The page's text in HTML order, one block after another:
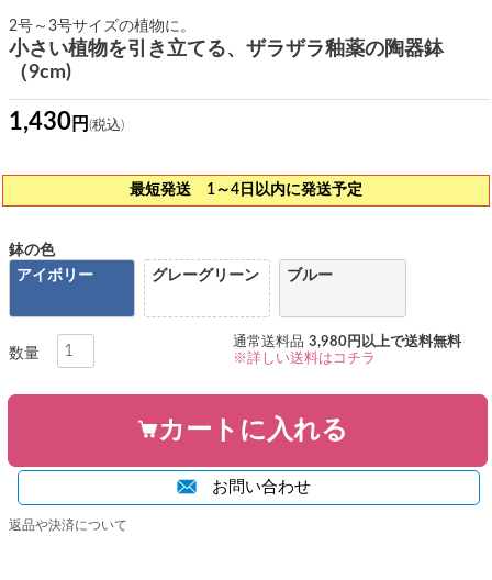
2号～3号サイズの植物に。
小さい植物を引き立てる、ザラザラ釉薬の陶器鉢
（9cm)
1,430
最短発送 1～4日以内に発送予定
通常送料品 3,980円以上で送料無料
※詳しい送料はコチラ
鉢の色
アイボリー
グレーグリーン ブルー
カートに入れる
お問い合わせ
返品や決済について